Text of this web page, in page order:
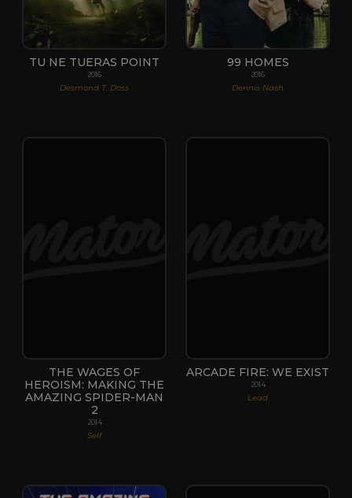
TU NE TUERAS POINT
2016
Desmond T. Doss
99 HOMES
2016
Dennis Nash
THE WAGES OF
HEROISM: MAKING THE
AMAZING SPIDER-MAN
2
2014
Self
ARCADE FIRE: WE EXIST
2014
Lead